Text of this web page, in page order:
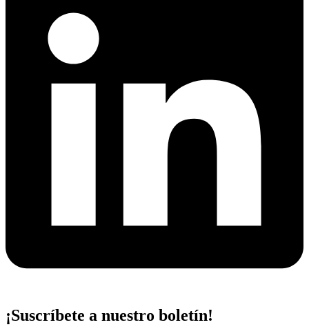
¡Suscríbete a nuestro boletín!